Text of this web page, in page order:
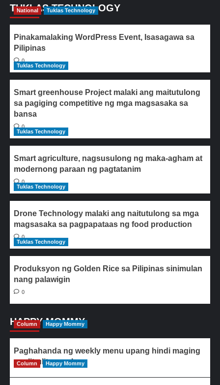
TUKLAS TECHNOLOGY
National Tuklas Technology
Pinakamalaking WordPress Event, Isasagawa sa
Pilipinas
0
Tuklas Technology
Smart greenhouse Project malaki ang maitutulong
sa pagiging competitive ng mga magsasaka sa
bansa
0
Tuklas Technology
Smart agriculture, nagsusulong ng maka-agham at
modernong paraan ng pagtatanim
0
Tuklas Technology
Drone Technology malaki ang naitutulong sa mga
magsasaka sa pagpapataas ng food production
0
Tuklas Technology
Produksyon ng Golden Rice sa Pilipinas sinimulan
nang palawigin
0
HAPPY MOMMY
Column Happy Mommy
Paghahanda ng weekly menu upang hindi maging
paulit-ulit ang ulam
Column Happy Mommy